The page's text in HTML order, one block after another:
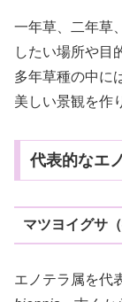
一年草、二年草
したい場所や目
多年草種の中に
美しい景観を作
代表的なエ
マツヨイグサ（
エノテラ属を代